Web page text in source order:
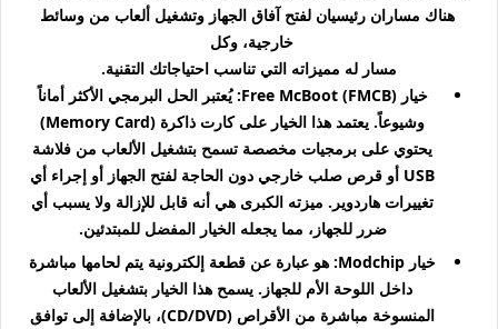
هناك مساران رئيسيان لفتح آفاق الجهاز وتشغيل ألعاب من وسائط
خارجية، وكل
مسار له مميزاته التي تناسب احتياجاتك التقنية.
خيار Free McBoot (FMCB): يُعتبر الحل البرمجي الأكثر أماناً
وشيوعاً.
يعتمد هذا الخيار على كارت ذاكرة (Memory Card)
يحتوي على برمجيات مخصصة تسمح بتشغيل الألعاب من فلاشة
USB أو قرص صلب خارجي دون الحاجة لفتح الجهاز أو إجراء أي
تغييرات هاردوير. ميزته الكبرى هي أنه قابل للإزالة ولا يسبب أي
ضرر للجهاز، مما يجعله الخيار المفضل للمبتدئين.
خيار Modchip: هو عبارة عن قطعة إلكترونية يتم لحامها مباشرة
داخل اللوحة الأم للجهاز. يسمح هذا الخيار بتشغيل الألعاب
المنسوخة مباشرة من الأقراص (CD/DVD)، بالإضافة إلى توافق